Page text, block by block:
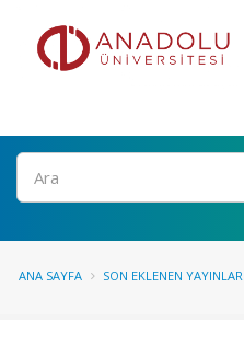
Ara
ANA SAYFA SON EKLENEN YAYINLAR